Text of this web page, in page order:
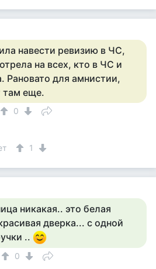
навести ревизию в ЧС,
на всех, кто в ЧС и
Рановато для амнистии,
там еще.
0
1
никакая.. это белая
дверка... с одной
..
0